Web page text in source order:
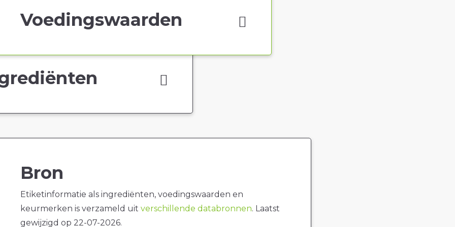
Voedingswaarden
Bron
Etiketinformatie als ingrediënten, voedingswaarden en
keurmerken is verzameld uit verschillende databronnen. Laatst
gewijzigd op 22-07-2026.